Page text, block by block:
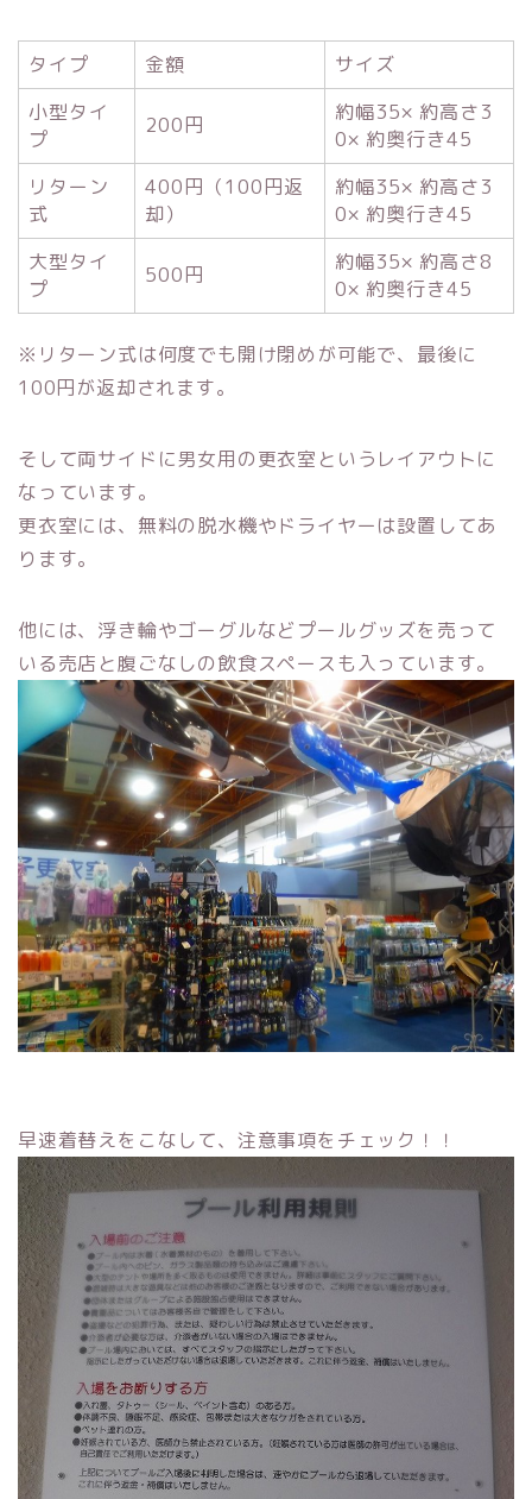
タイプ 金額
サイズ
小型タイ
プ
200円
約幅35× 約高さ3
0× 約奥行き45
リターン
式
400円（100円返
却）
約幅35× 約高さ3
0× 約奥行き45
大型タイ
プ
500円
約幅35× 約高さ8
0× 約奥行き45
※リターン式は何度でも開け閉めが可能で、最後に
100円が返却されます。
そして両サイドに男女用の更衣室というレイアウトに
なっています。
更衣室には、無料の脱水機やドライヤーは設置してあ
ります。
他には、浮き輪やゴーグルなどプールグッズを売って
いる売店と腹ごなしの飲食スペースも入っています。
早速着替えをこなして、注意事項をチェック！！